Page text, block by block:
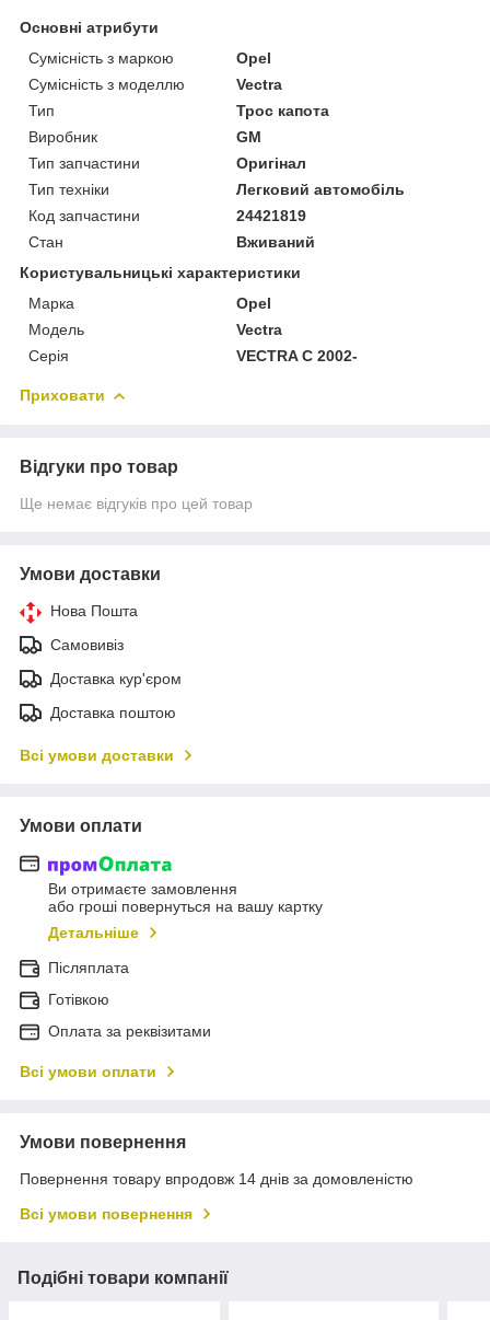
Основні атрибути
Сумісність з маркою
Opel
Сумісність з моделлю
Vectra
Тип
Трос капота
Виробник
GM
Тип запчастини
Оригінал
Тип техніки
Легковий автомобіль
Код запчастини
24421819
Стан
Вживаний
Користувальницькі характеристики
Марка
Opel
Модель
Vectra
Серія
VECTRA C 2002-
Приховати
Відгуки про товар
Ще немає відгуків про цей товар
Умови доставки
Нова Пошта
Самовивіз
Доставка кур'єром
Доставка поштою
Всі умови доставки
Умови оплати
Ви отримаєте замовлення
або гроші повернуться на вашу картку
Детальніше
Післяплата
Готівкою
Оплата за реквізитами
Всі умови оплати
Умови повернення
Повернення товару впродовж 14 днів за домовленістю
Всі умови повернення
Подібні товари компанії